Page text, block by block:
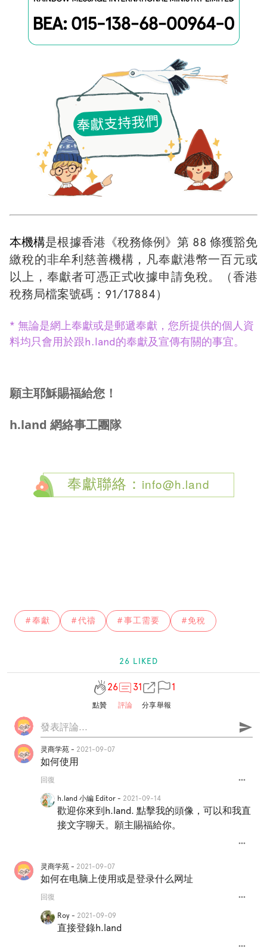
本機構是根據香港《稅務條例》第 88 條獲豁免
繳稅的非牟利慈善機構，凡奉獻港幣一百元或
以上，奉獻者可憑正式收據申請免稅。（香港
稅務局檔案號碼：91/17884）
* 無論是網上奉獻或是郵遞奉獻，您所提供的個人 資
料均只會用於跟h.land的奉獻及宣傳有關的事宜。
願主耶穌賜福給您！
h.land 網絡事工團隊
奉獻聯絡： info@h.land
#奉獻 #代禱 #事工需要 #免稅
26 LIKED
26
點贊
31
評論 分享
1
舉報
send
灵商学苑 - 2021-09-07
如何使用
回復 more_horiz
h.land 小編 Editor - 2021-09-14
歡迎你來到h.land. 點擊我的頭像，可以和我直
接文字聊天。願主賜福給你。
more_horiz
灵商学苑 - 2021-09-07
如何在电脑上使用或是登录什么网址
回復 more_horiz
Roy - 2021-09-09
直接登錄h.land
more_horiz